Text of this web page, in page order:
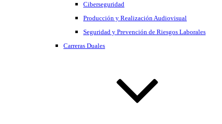
Ciberseguridad
Producción y Realización Audiovisual
Seguridad y Prevención de Riesgos Laborales
Carreras Duales